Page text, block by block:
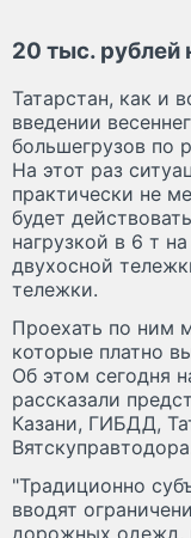
20 тыс. рублей
Татарстан, как и
введении
большегрузов по
На этот раз
практически не
будет
нагрузкой в 6 т
двухосной
тележки.
Проехать по ним
которые платно
Об этом сегодня
рассказали
Казани, ГИБДД,
"Традиционно
вводят